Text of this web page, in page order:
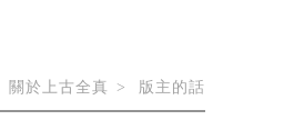
關於上古全真 版主的話